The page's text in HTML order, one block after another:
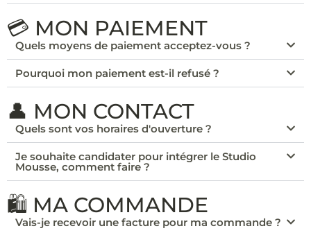
💳 MON PAIEMENT
Quels moyens de paiement acceptez-vous ?
Pourquoi mon paiement est-il refusé ?
👤 MON CONTACT
Quels sont vos horaires d'ouverture ?
Je souhaite candidater pour intégrer le Studio
Mousse, comment faire ?
🛍️ MA COMMANDE
Vais-je recevoir une facture pour ma commande ?